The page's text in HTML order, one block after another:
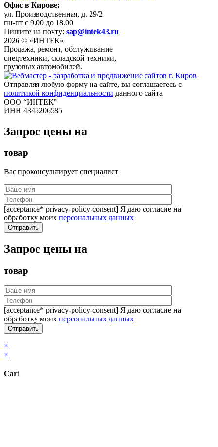
Офис в Кирове:
ул. Производственная, д. 29/2
пн-пт с 9.00 до 18.00
Пишите на почту: sap@intek43.ru
2026 © «ИНТЕК»
Продажа, ремонт, обслуживание
спецтехники, складской техники,
грузовых автомобилей.
Отправляя любую форму на сайте, вы соглашаетесь с
политикой конфиденциальности данного сайта
ООО “ИНТЕК”
ИНН 4345206585
Запрос цены на
товар
Вас проконсультирует специалист
[acceptance* privacy-policy-consent] Я даю согласие на
обработку моих персональных данных
Запрос цены на
товар
[acceptance* privacy-policy-consent] Я даю согласие на
обработку моих персональных данных
×
×
Cart